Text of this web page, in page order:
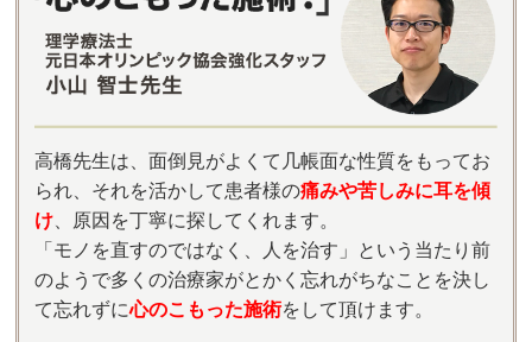
高橋先生は、面倒見がよくて几帳面な性質をもってお
られ、それを活かして患者様の痛みや苦しみに耳を傾
け 、原因を丁寧に探してくれます。
「モノを直すのではなく、人を治す」という当たり前
のようで多くの治療家がとかく忘れがちなことを決し
て忘れずに心のこもった施術をして頂けます。